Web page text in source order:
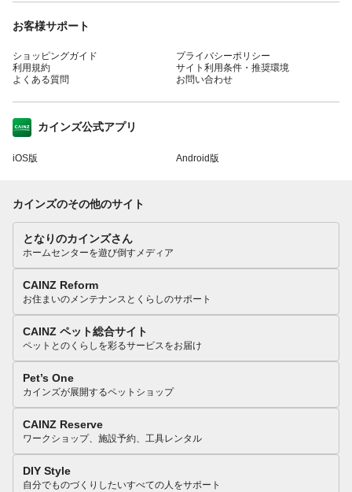
お客様サポート
ショッピングガイド
利用規約
よくある質問
プライバシーポリシー
サイト利用条件・推奨環境
お問い合わせ
カインズ公式アプリ
iOS版 Android版
カインズのその他のサイト
となりのカインズさん
ホームセンターを遊び倒すメディア
CAINZ Reform
お住まいのメンテナンスとくらしのサポート
CAINZ ペット総合サイト
ペットとのくらしを彩るサービスをお届け
Pet’s One
カインズが展開するペットショップ
CAINZ Reserve
ワークショップ、施設予約、工具レンタル
DIY Style
自分でものづくりしたいすべての人をサポート